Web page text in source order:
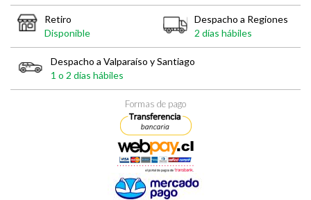
Retiro
Disponible
Despacho a Regiones
2 días hábiles
Despacho a Valparaíso y Santiago
1 o 2 días hábiles
Formas de pago